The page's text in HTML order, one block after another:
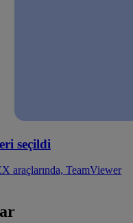
seçildi
araçlarında, TeamViewer